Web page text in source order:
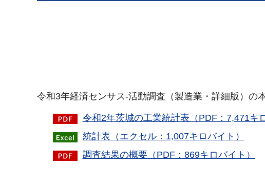
令和3年経済センサス-活動調査（製造業・詳細版）の
令和2年茨城の工業統計表（PDF：7,471キ
統計表（エクセル：1,007キロバイト）
調査結果の概要（PDF：869キロバイト）